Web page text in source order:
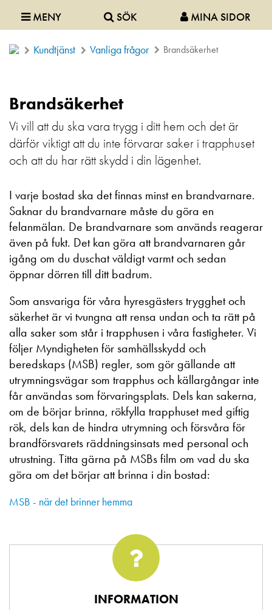
MENY SÖK MINA SIDOR
Kundtjänst Vanliga frågor Brandsäkerhet
Brandsäkerhet
Vi vill att du ska vara trygg i ditt hem och det är
därför viktigt att du inte förvarar saker i trapphuset
och att du har rätt skydd i din lägenhet.
I varje bostad ska det finnas minst en brandvarnare.
Saknar du brandvarnare måste du göra en
felanmälan. De brandvarnare som används reagerar
även på fukt. Det kan göra att brandvarnaren går
igång om du duschat väldigt varmt och sedan
öppnar dörren till ditt badrum.
Som ansvariga för våra hyresgästers trygghet och
säkerhet är vi tvungna att rensa undan och ta rätt på
alla saker som står i trapphusen i våra fastigheter. Vi
följer Myndigheten för samhällsskydd och
beredskaps (MSB) regler, som gör gällande att
utrymningsvägar som trapphus och källargångar inte
får användas som förvaringsplats. Dels kan sakerna,
om de börjar brinna, rökfylla trapphuset med giftig
rök, dels kan de hindra utrymning och försvåra för
brandförsvarets räddningsinsats med personal och
utrustning. Titta gärna på MSBs film om vad du ska
göra om det börjar att brinna i din bostad:
MSB - när det brinner hemma
INFORMATION